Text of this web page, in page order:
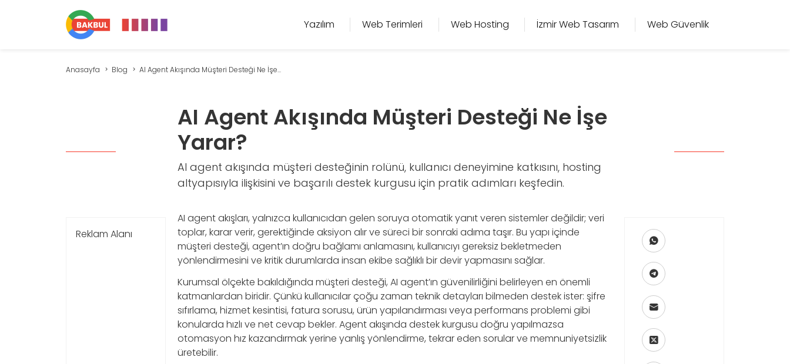
Yazılım Web Terimleri Web Hosting İzmir Web Tasarım Web Güvenlik
Anasayfa Blog AI Agent Akışında Müşteri Desteği Ne İşe...
AI Agent Akışında Müşteri Desteği Ne İşe
Yarar?
AI agent akışında müşteri desteğinin rolünü, kullanıcı deneyimine katkısını, hosting
altyapısıyla ilişkisini ve başarılı destek kurgusu için pratik adımları keşfedin.
Reklam Alanı
AI agent akışları, yalnızca kullanıcıdan gelen soruya otomatik yanıt veren sistemler değildir; veri
toplar, karar verir, gerektiğinde aksiyon alır ve süreci bir sonraki adıma taşır. Bu yapı içinde
müşteri desteği, agent’ın doğru bağlamı anlamasını, kullanıcıyı gereksiz bekletmeden
yönlendirmesini ve kritik durumlarda insan ekibe sağlıklı bir devir yapmasını sağlar.
Kurumsal ölçekte bakıldığında müşteri desteği, AI agent’ın güvenilirliğini belirleyen en önemli
katmanlardan biridir. Çünkü kullanıcılar çoğu zaman teknik detayları bilmeden destek ister: şifre
sıfırlama, hizmet kesintisi, fatura sorusu, ürün yapılandırması veya performans problemi gibi
konularda hızlı ve net cevap bekler. Agent akışında destek kurgusu doğru yapılmazsa
otomasyon hız kazandırmak yerine yanlış yönlendirme, tekrar eden sorular ve memnuniyetsizlik
üretebilir.